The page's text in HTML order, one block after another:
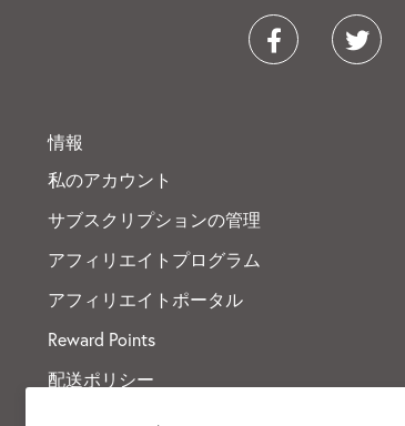
情報
私のアカウント
サブスクリプションの管理
アフィリエイトプログラム
アフィリエイトポータル
Reward Points
配送ポリシー